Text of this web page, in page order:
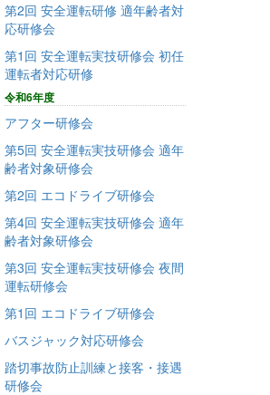
第2回 安全運転研修 適年齢者対
応研修会
第1回 安全運転実技研修会 初任
運転者対応研修
令和6年度
アフター研修会
第5回 安全運転実技研修会 適年
齢者対象研修会
第2回 エコドライブ研修会
第4回 安全運転実技研修会 適年
齢者対象研修会
第3回 安全運転実技研修会 夜間
運転研修会
第1回 エコドライブ研修会
バスジャック対応研修会
踏切事故防止訓練と接客・接遇
研修会